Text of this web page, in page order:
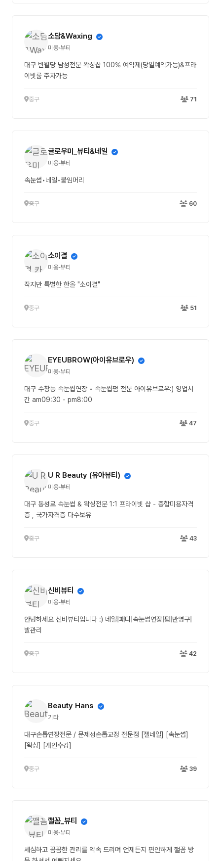
소담&Waxing
미용·뷰티
대구 반월당 남성전문 왁싱샵 100% 예약제(당일예약가능)&프라
이빗룸 주차가능
중구 71
글로우미_뷰티&네일
미용·뷰티
속눈썹•네일•붙임머리
중구 60
소이결
미용·뷰티
작지만 특별한 한올 "소이결"
중구 51
EYEUBROW(아이유브로우)
미용·뷰티
대구 수창동 속눈썹연장 • 속눈썹펌 전문 아이유브로우:) 영업시
간 am09:30 - pm8:00
중구 47
U R Beauty (유아뷰티)
미용·뷰티
대구 동성로 속눈썹 & 왁싱전문 1:1 프라이빗 샵 - 종합미용자격
증 , 국가자격증 다수보유
중구 43
신비뷰티
미용·뷰티
안녕하세요 신비뷰티입니다 :) 네일|패디|속눈썹연장|펌|반영구|
발관리
중구 42
Beauty Hans
기타
대구손톱연장전문 / 문제성손톱교정 전문점 [젤네일] [속눈썹]
[왁싱] [개인수강]
중구 39
깰꼼_뷰티
미용·뷰티
세심하고 꼼꼼한 관리를 약속 드리며 언제든지 편안하게 깰꼼 방